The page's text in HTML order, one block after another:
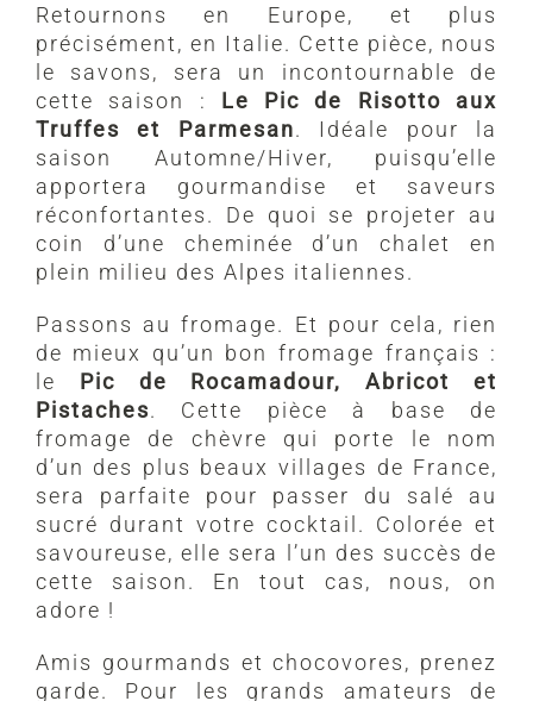
Retournons en Europe, et plus
précisément, en Italie. Cette pièce, nous
le savons, sera un incontournable de
cette saison : Le Pic de Risotto aux
Truffes et Parmesan. Idéale pour la
saison Automne/Hiver, puisqu’elle
apportera gourmandise et saveurs
réconfortantes. De quoi se projeter au
coin d’une cheminée d’un chalet en
plein milieu des Alpes italiennes.
Passons au fromage. Et pour cela, rien
de mieux qu’un bon fromage français :
le Pic de Rocamadour, Abricot et
Pistaches. Cette pièce à base de
fromage de chèvre qui porte le nom
d’un des plus beaux villages de France,
sera parfaite pour passer du salé au
sucré durant votre cocktail. Colorée et
savoureuse, elle sera l’un des succès de
cette saison. En tout cas, nous, on
adore !
Amis gourmands et chocovores, prenez
garde. Pour les grands amateurs de